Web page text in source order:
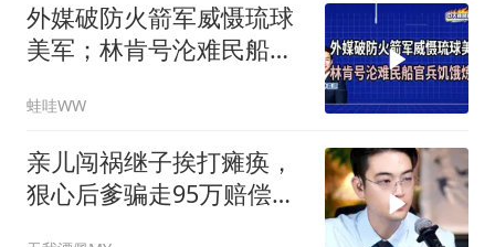
外媒破防火箭军威慑琉球
美军；林肯号沦难民船官
亮.栗正杰｜辣晚报
20260807
蛙哇WW
亲儿闯祸继子挨打瘫痪，
狠心后爹骗走95万赔偿金